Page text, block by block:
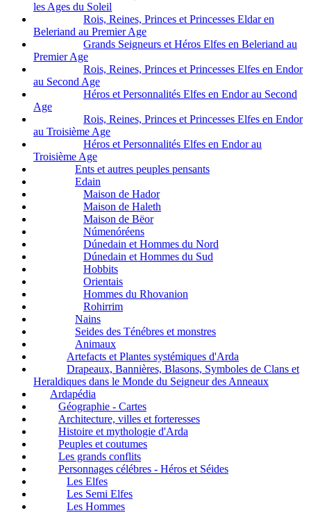
les Ages du Soleil
Rois, Reines, Princes et Princesses Eldar en
Beleriand au Premier Age
Grands Seigneurs et Héros Elfes en Beleriand au
Premier Age
Rois, Reines, Princes et Princesses Elfes en Endor
au Second Age
Héros et Personnalités Elfes en Endor au Second
Age
Rois, Reines, Princes et Princesses Elfes en Endor
au Troisième Age
Héros et Personnalités Elfes en Endor au
Troisième Age
Ents et autres peuples pensants
Edain
Maison de Hador
Maison de Haleth
Maison de Bëor
Númenóréens
Dúnedain et Hommes du Nord
Dúnedain et Hommes du Sud
Hobbits
Orientais
Hommes du Rhovanion
Rohirrim
Nains
Seides des Ténébres et monstres
Animaux
Artefacts et Plantes systémiques d'Arda
Drapeaux, Bannières, Blasons, Symboles de Clans et
Heraldiques dans le Monde du Seigneur des Anneaux
Ardapédia
Géographie - Cartes
Architecture, villes et forteresses
Histoire et mythologie d'Arda
Peuples et coutumes
Les grands conflits
Personnages célébres - Héros et Séides
Les Elfes
Les Semi Elfes
Les Hommes